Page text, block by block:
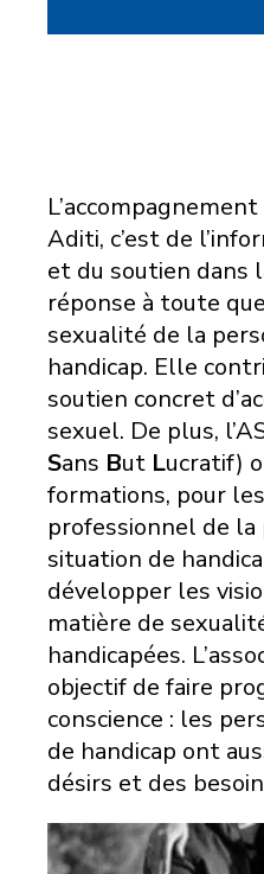
Aditi, c’est de
et du soutien dans
réponse à toute
sexualité de la
handicap. Elle
soutien concret
sexuel. De plus,
Sans But Lucratif)
formations, pour
professionnel de la
situation de
développer les
matière de
handicapées.
objectif de faire
conscience : les
de handicap ont
désirs et des